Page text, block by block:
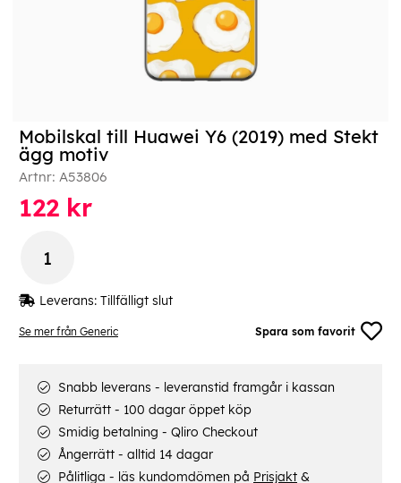
Se mer från Generic Spara som favorit
Mobilskal till Huawei Y6 (2019) med Stekt
ägg motiv
Artnr: A53806
122 kr
Leverans: Tillfälligt slut
Snabb leverans - leveranstid framgår i kassan
Returrätt - 100 dagar öppet köp
Smidig betalning - Qliro Checkout
Ångerrätt - alltid 14 dagar
Pålitliga - läs kundomdömen på Prisjakt &